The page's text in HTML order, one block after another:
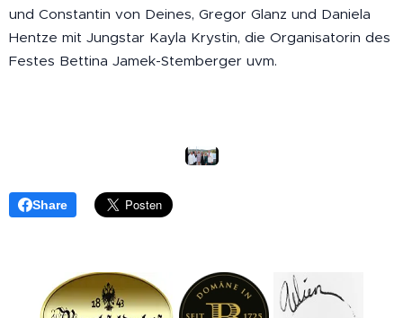
und Constantin von Deines, Gregor Glanz und Daniela
Hentze mit Jungstar Kayla Krystin, die Organisatorin des
Festes Bettina Jamek-Stemberger uvm.
Share